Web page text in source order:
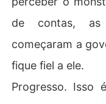
s mal tocam a
os que a pele.
Lily e Lo tem três
seu amor vai.
de contas, as
começaram a
fique fiel a ele.
Progresso. Isso